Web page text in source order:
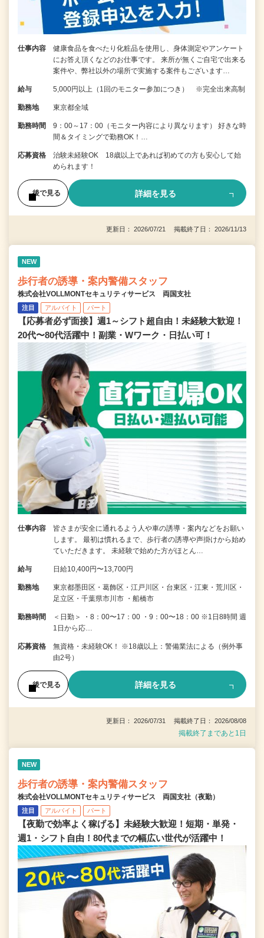
仕事内容
健康食品を食べたり化粧品を使用し、身体測定やアンケート
にお答え頂くなどのお仕事です。 来所が無くご自宅で出来る
案件や、弊社以外の場所で実施する案件もございます…
給与 5,000円以上（1回のモニター参加につき） ※完全出来高制
勤務地 東京都全域
勤務時間
9：00～17：00（モニター内容により異なります） 好きな時
間＆タイミングで勤務OK！…
応募資格
治験未経験OK 18歳以上であれば初めての方も安心して始
められます！
後で見る 詳細を見る
更新日： 2026/07/21 掲載終了日： 2026/11/13
NEW
歩行者の誘導・案内警備スタッフ
株式会社VOLLMONTセキュリティサービス 両国支社
注目 アルバイト パート
【応募者必ず面接】週1～シフト超自由！未経験大歓迎！
20代〜80代活躍中！副業・Wワーク・日払い可！
仕事内容
皆さまが安全に通れるよう人や車の誘導・案内などをお願い
します。 最初は慣れるまで、歩行者の誘導や声掛けから始め
ていただきます。 未経験で始めた方がほとん…
給与 日給10,400円〜13,700円
勤務地
東京都墨田区・葛飾区・江戸川区・台東区・江東・荒川区・
足立区・千葉県市川市 ・船橋市
勤務時間
＜日勤＞ ・8：00〜17：00 ・9：00〜18：00 ※1日8時間 週
1日から応…
応募資格
無資格・未経験OK！ ※18歳以上：警備業法による（例外事
由2号）
後で見る 詳細を見る
更新日： 2026/07/31 掲載終了日： 2026/08/08
掲載終了まであと1日
NEW
歩行者の誘導・案内警備スタッフ
株式会社VOLLMONTセキュリティサービス 両国支社（夜勤）
注目 アルバイト パート
【夜勤で効率よく稼げる】未経験大歓迎！短期・単発・
週1・シフト自由！80代までの幅広い世代が活躍中！